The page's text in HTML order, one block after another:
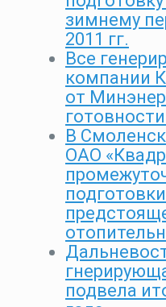
зимнему
2011 гг.
Все
компании
от
В
ОАО
подвела